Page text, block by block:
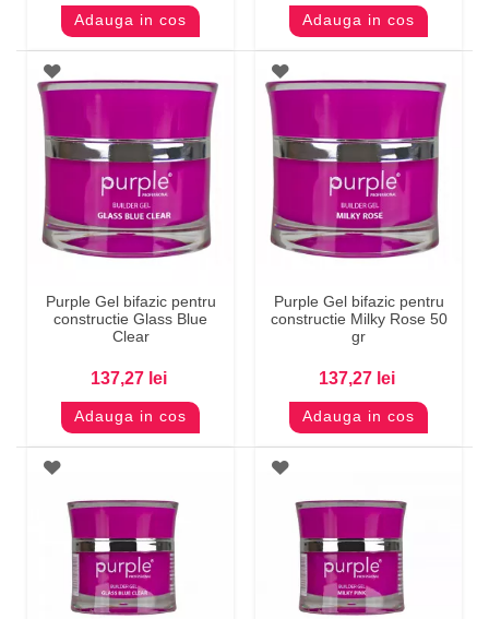
Adauga in cos Adauga in cos
Purple Gel bifazic pentru
constructie Glass Blue
Clear
137,27 lei
Adauga in cos
Purple Gel bifazic pentru
constructie Milky Rose 50
gr
137,27 lei
Adauga in cos